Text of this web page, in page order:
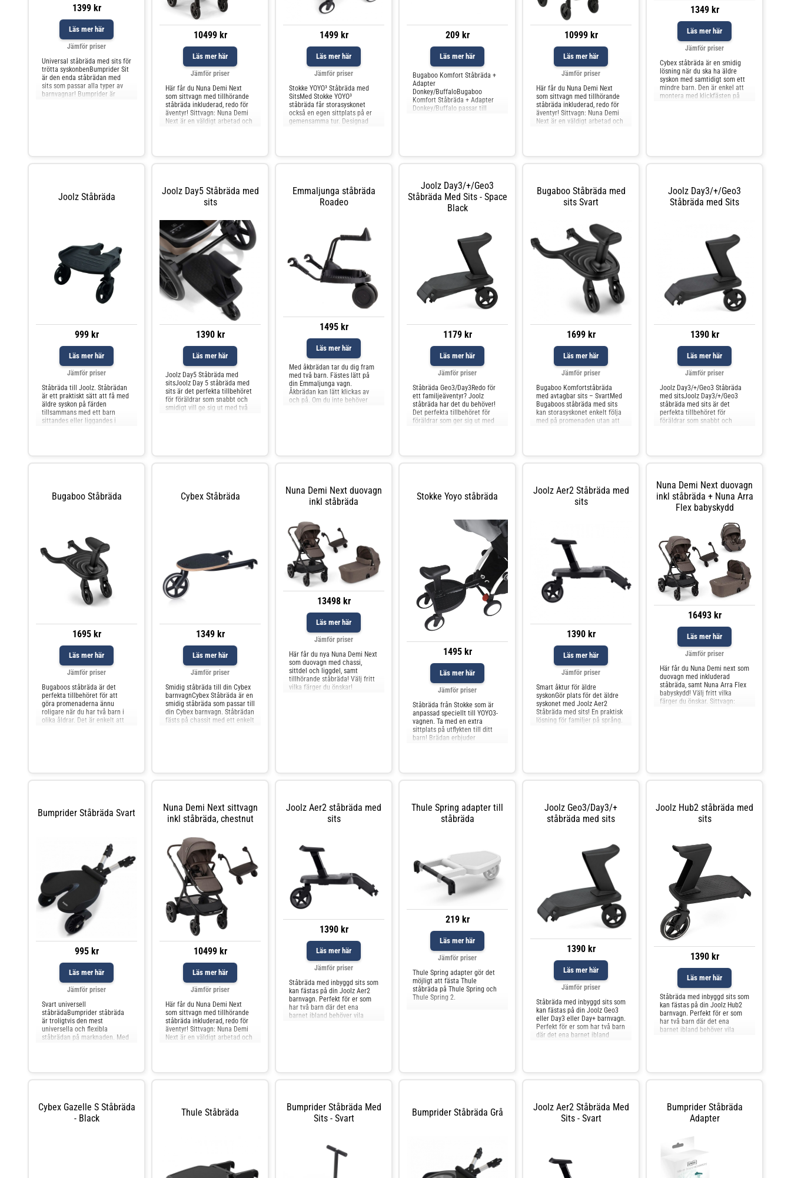
1399 kr
Läs mer här
Jämför priser
Universal ståbräda med sits för
trötta syskonbenBumprider Sit
är den enda ståbrädan med
sits som passar alla typer av
barnvagnar! Bumprider är
10499 kr
Läs mer här
Jämför priser
Här får du Nuna Demi Next
som sittvagn med tillhörande
ståbräda inkluderad, redo för
äventyr! Sittvagn: Nuna Demi
Next är en väldigt arbetad och
1499 kr
Läs mer här
Jämför priser
Stokke YOYO³ Ståbräda med
SitsMed Stokke YOYO³
ståbräda får storasyskonet
också en egen sittplats på er
gemensamma tur. Designad
209 kr
Läs mer här
Bugaboo Komfort Ståbräda +
Adapter
Donkey/BuffaloBugaboo
Komfort Ståbräda + Adapter
Donkey/Buffalo passar till
10999 kr
Läs mer här
Jämför priser
Här får du Nuna Demi Next
som sittvagn med tillhörande
ståbräda inkluderad, redo för
äventyr! Sittvagn: Nuna Demi
Next är en väldigt arbetad och
1349 kr
Läs mer här
Jämför priser
Cybex ståbräda är en smidig
lösning när du ska ha äldre
syskon med samtidigt som ett
mindre barn. Den är enkel att
montera med klickfästen på
Joolz Ståbräda
999 kr
Läs mer här
Jämför priser
Ståbräda till Joolz. Ståbrädan
är ett praktiskt sätt att få med
äldre syskon på färden
tillsammans med ett barn
sittandes eller liggandes i
Joolz Day5 Ståbräda med
sits
1390 kr
Läs mer här
Joolz Day5 Ståbräda med
sitsJoolz Day 5 ståbräda med
sits är det perfekta tillbehöret
för föräldrar som snabbt och
smidigt vill ge sig ut med två
Emmaljunga ståbräda
Roadeo
1495 kr
Läs mer här
Med åkbrädan tar du dig fram
med två barn. Fästes lätt på
din Emmaljunga vagn.
Åkbrädan kan lätt klickas av
och på. Om du inte behöver
Joolz Day3/+/Geo3
Ståbräda Med Sits - Space
Black
1179 kr
Läs mer här
Jämför priser
Ståbräda Geo3/Day3Redo för
ett familjeäventyr? Joolz
ståbräda har det du behöver!
Det perfekta tillbehöret för
föräldrar som ger sig ut med
Bugaboo Ståbräda med
sits Svart
1699 kr
Läs mer här
Jämför priser
Bugaboo Komfortståbräda
med avtagbar sits – SvartMed
Bugaboos ståbräda med sits
kan storasyskonet enkelt följa
med på promenaden utan att
Joolz Day3/+/Geo3
Ståbräda med Sits
1390 kr
Läs mer här
Jämför priser
Joolz Day3/+/Geo3 Ståbräda
med sitsJoolz Day3/+/Geo3
ståbräda med sits är det
perfekta tillbehöret för
föräldrar som snabbt och
Bugaboo Ståbräda
1695 kr
Läs mer här
Jämför priser
Bugaboos ståbräda är det
perfekta tillbehöret för att
göra promenaderna ännu
roligare när du har två barn i
olika åldrar. Det är enkelt att
Cybex Ståbräda
1349 kr
Läs mer här
Jämför priser
Smidig ståbräda till din Cybex
barnvagnCybex Ståbräda är en
smidig ståbräda som passar till
din Cybex barnvagn. Ståbrädan
fästs på chassit med ett enkelt
Nuna Demi Next duovagn
inkl ståbräda
13498 kr
Läs mer här
Jämför priser
Här får du nya Nuna Demi Next
som duovagn med chassi,
sittdel och liggdel, samt
tillhörande ståbräda! Välj fritt
vilka färger du önskar!
Stokke Yoyo ståbräda
1495 kr
Läs mer här
Jämför priser
Ståbräda från Stokke som är
anpassad speciellt till YOYO3-
vagnen. Ta med en extra
sittplats på utflykten till ditt
barn! Brädan erbjuder
Joolz Aer2 Ståbräda med
sits
1390 kr
Läs mer här
Jämför priser
Smart åktur för äldre
syskonGör plats för det äldre
syskonet med Joolz Aer2
Ståbräda med sits! En praktisk
lösning för familjer på språng.
Nuna Demi Next duovagn
inkl ståbräda + Nuna Arra
Flex babyskydd
16493 kr
Läs mer här
Jämför priser
Här får du Nuna Demi next som
duovagn med inkluderad
ståbräda, samt Nuna Arra Flex
babyskydd! Välj fritt vilka
färger du önskar. Sittvagn:
Bumprider Ståbräda Svart
995 kr
Läs mer här
Jämför priser
Svart universell
ståbrädaBumprider ståbräda
är troligtvis den mest
universella och flexibla
ståbrädan på marknaden. Med
Nuna Demi Next sittvagn
inkl ståbräda, chestnut
10499 kr
Läs mer här
Jämför priser
Här får du Nuna Demi Next
som sittvagn med tillhörande
ståbräda inkluderad, redo för
äventyr! Sittvagn: Nuna Demi
Next är en väldigt arbetad och
Joolz Aer2 ståbräda med
sits
1390 kr
Läs mer här
Jämför priser
Ståbräda med inbyggd sits som
kan fästas på din Joolz Aer2
barnvagn. Perfekt för er som
har två barn där det ena
barnet ibland behöver vila
Thule Spring adapter till
ståbräda
219 kr
Läs mer här
Jämför priser
Thule Spring adapter gör det
möjligt att fästa Thule
ståbräda på Thule Spring och
Thule Spring 2.
Joolz Geo3/Day3/+
ståbräda med sits
1390 kr
Läs mer här
Jämför priser
Ståbräda med inbyggd sits som
kan fästas på din Joolz Geo3
eller Day3 eller Day+ barnvagn.
Perfekt för er som har två barn
där det ena barnet ibland
Joolz Hub2 ståbräda med
sits
1390 kr
Läs mer här
Ståbräda med inbyggd sits som
kan fästas på din Joolz Hub2
barnvagn. Perfekt för er som
har två barn där det ena
barnet ibland behöver vila
Cybex Gazelle S Ståbräda
- Black
Thule Ståbräda
Bumprider Ståbräda Med
Sits - Svart
Bumprider Ståbräda Grå
Joolz Aer2 Ståbräda Med
Sits - Svart
Bumprider Ståbräda
Adapter